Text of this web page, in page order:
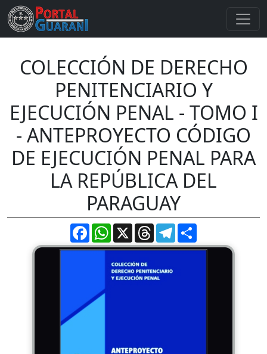
COLECCIÓN DE DERECHO
PENITENCIARIO Y
EJECUCIÓN PENAL - TOMO I
- ANTEPROYECTO CÓDIGO
DE EJECUCIÓN PENAL PARA
LA REPÚBLICA DEL
PARAGUAY
FacebookWhatsApp
X ThreadsTelegram